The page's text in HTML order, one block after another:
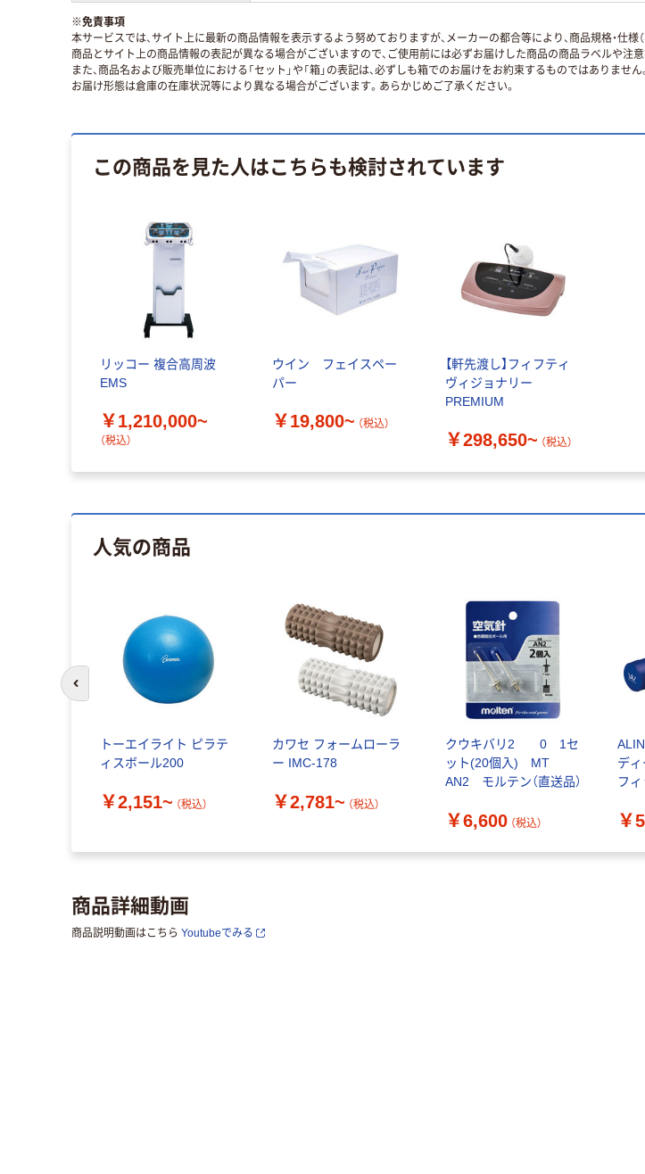
※免責事項
本サービスでは、サイト上に最新の商品情報を表示するよう努めておりますが、メーカーの都合等により、商品規格・仕様
商品とサイト上の商品情報の表記が異なる場合がございますので、ご使用前には必ずお届けした商品の商品ラベルや注
また、商品名および販売単位における「セット」や「箱」の表記は、必ずしも箱でのお届けをお約束するものではありません
お届け形態は倉庫の在庫状況等により異なる場合がございます。あらかじめご了承ください。
この商品を見た人はこちらも検討されています
リッコー 複合高周波
EMS
￥1,210,000~
（税込）
ウイン フェイスペー
パー
￥19,800~ （税込）
【軒先渡し】フィフティ
ヴィジョナリー
PREMIUM
￥298,650~ （税込）
人気の商品
トーエイライト ピラテ
ィスボール200
￥2,151~ （税込）
カワセ フォームローラ
ー IMC-178
￥2,781~ （税込）
クウキバリ2 0 1セ
ット(20個入) MT
AN2 モルテン（直送品）
￥6,600 （税込）
デ
フ
￥
前のスライドへ
商品詳細動画
商品説明動画はこちら Youtubeでみる